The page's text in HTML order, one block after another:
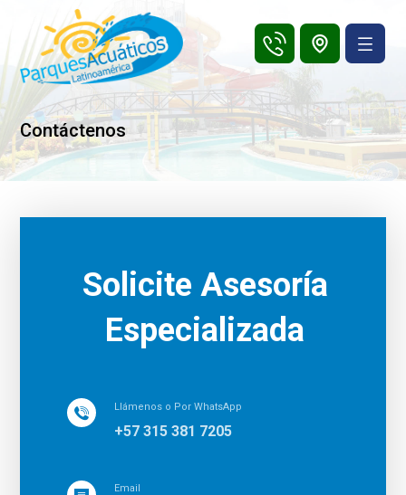
Contáctenos
Solicite Asesoría
Especializada
Llámenos o Por WhatsApp
+57 315 381 7205
Email